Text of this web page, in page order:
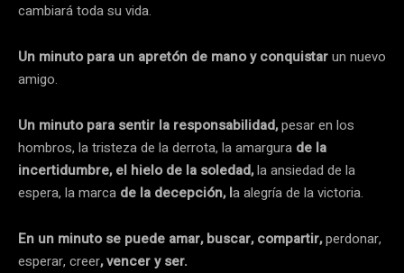
cambiará toda su vida.
Un minuto para un apretón de mano y conquistarun nuevo
amigo.
Un minuto para sentir la responsabilidad,pesar en los
hombros, la tristeza de la derrota, la amargura de la
incertidumbre, el hielo de la soledad,la ansiedad de la
espera, la marca de la decepción, la alegría de la victoria.
En un minuto se puede amar, buscar, compartir,perdonar,
esperar, creer, vencer y ser.